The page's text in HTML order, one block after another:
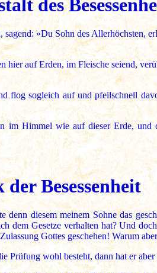
des
»Du Sohn des Allerhöchsten,
auf Erden, im Fleische seiend,
flog sogleich auf und pfeilschnell
Himmel wie auf dieser Erde, und
Besessenheit
diesem meinem Sohne das
dem Gesetze verhalten hat? Und
Gottes geschehen! Warum
Prüfung wohl besteht, dann hat er